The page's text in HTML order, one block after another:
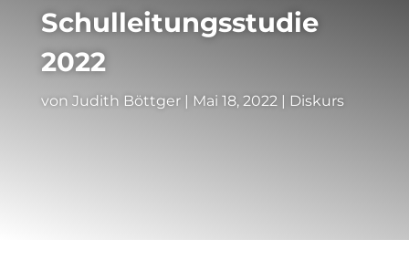
Schulleitungsstudie
2022
von Judith Böttger| Mai 18, 2022| Diskurs